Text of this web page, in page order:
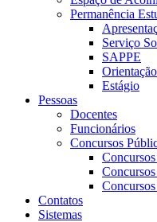
Permanência
Serviço
SAPPE
Estágio
Pessoas
Docentes
Funcionários
Concursos
Contatos
Sistemas